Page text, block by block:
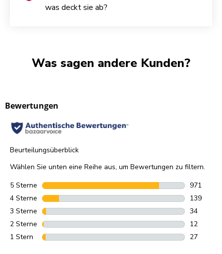
was deckt sie ab?
Was sagen andere Kunden?